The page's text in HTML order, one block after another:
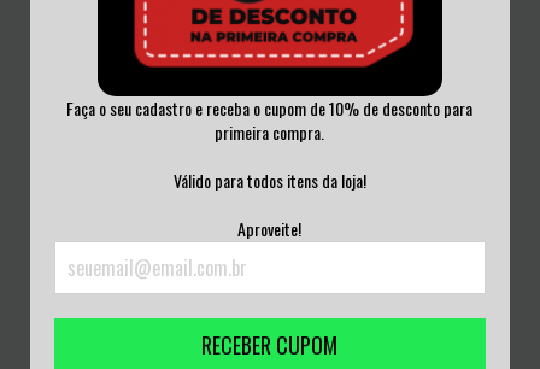
Faça o seu cadastro e receba o cupom de 10% de desconto para
primeira compra.
Válido para todos itens da loja!
Aproveite!
RECEBER CUPOM
THE WORKIN...
THE WORKIN...